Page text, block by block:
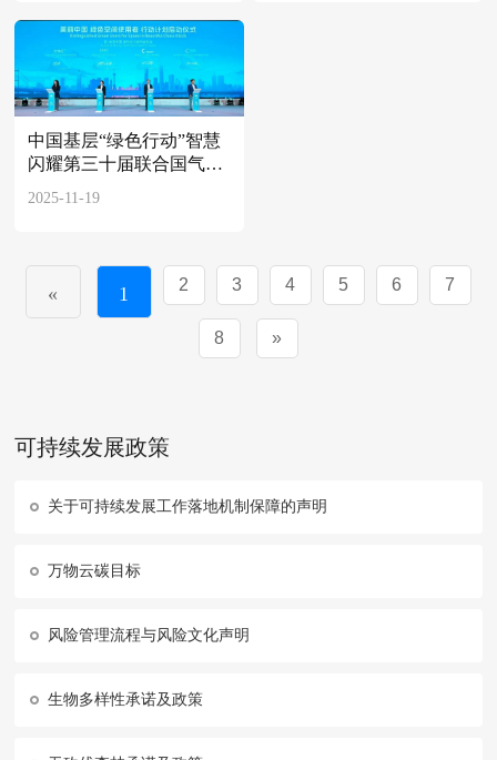
中国基层“绿色行动”智慧
闪耀第三十届联合国气候
变化大会
2025-11-19
« 1 2 3 4 5 6 7
8 »
可持续发展政策
关于可持续发展工作落地机制保障的声明
万物云碳目标
风险管理流程与风险文化声明
生物多样性承诺及政策